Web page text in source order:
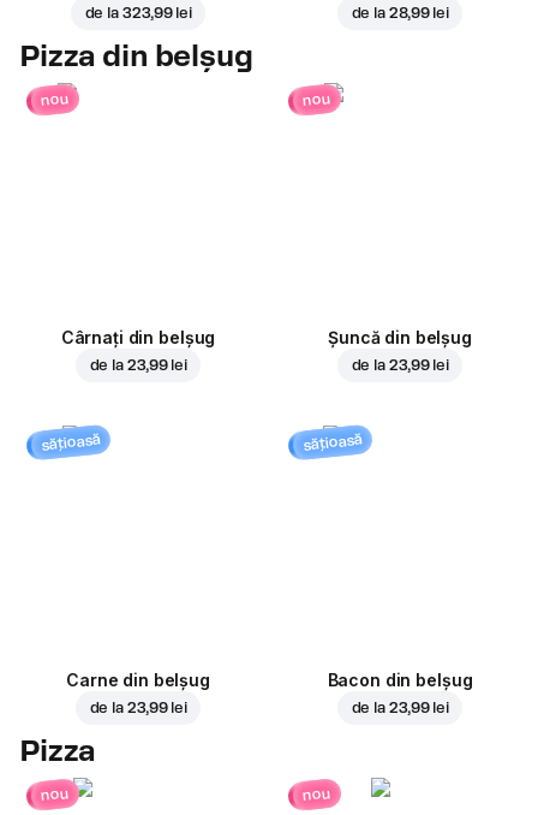
de la 323,99 lei de la 28,99 lei
Pizza din belșug
nou
Cârnați din belșug
de la 23,99 lei
nou
Șuncă din belșug
de la 23,99 lei
sățioasă
Carne din belșug
de la 23,99 lei
sățioasă
Bacon din belșug
de la 23,99 lei
Pizza
nou nou